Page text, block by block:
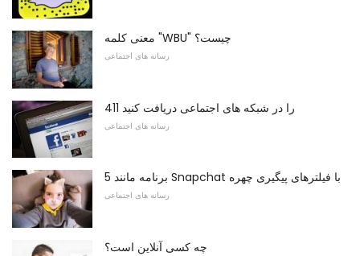
معنی کلمه "WBU" چیست؟
رسانه های اجتماعی
411 را در شبکه های اجتماعی دریافت کنید
رسانه های اجتماعی
5 برنامه مانند Snapchat با فیلترهای پیگیری چهره
رسانه های اجتماعی
چه کسی آنلاین است؟